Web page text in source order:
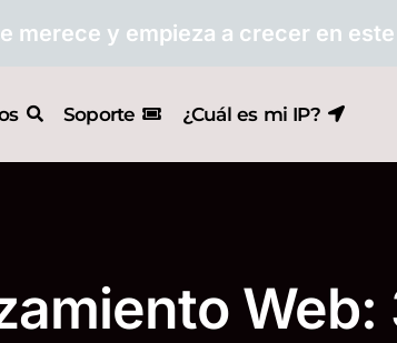
merece y empieza a crecer en
Soporte ¿Cuál es mi IP?
Web: